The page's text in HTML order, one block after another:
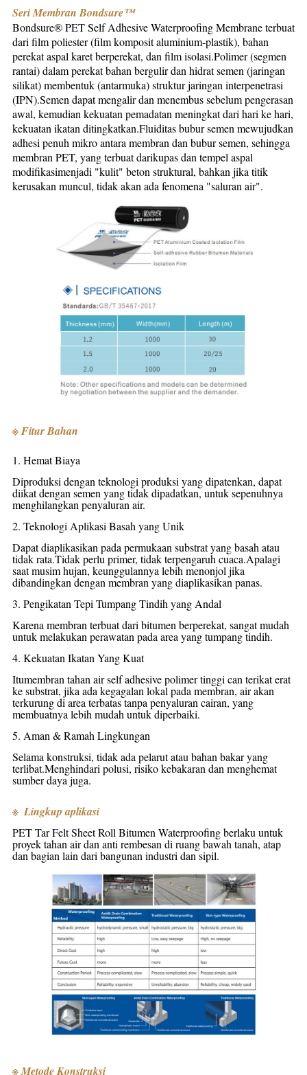
Seri Membran Bondsure™
Bondsure® PET Self Adhesive Waterproofing Membrane terbuat
dari film poliester (film komposit aluminium-plastik), bahan
perekat aspal karet berperekat, dan film isolasi.Polimer (segmen
rantai) dalam perekat bahan bergulir dan hidrat semen (jaringan
silikat) membentuk (antarmuka) struktur jaringan interpenetrasi
(IPN).Semen dapat mengalir dan menembus sebelum pengerasan
awal, kemudian kekuatan pemadatan meningkat dari hari ke hari,
kekuatan ikatan ditingkatkan.Fluiditas bubur semen mewujudkan
adhesi penuh mikro antara membran dan bubur semen, sehingga
membran PET, yang terbuat darikupas dan tempel aspal
modifikasimenjadi "kulit" beton struktural, bahkan jika titik
kerusakan muncul, tidak akan ada fenomena "saluran air".
※ Fitur Bahan
1. Hemat Biaya
Diproduksi dengan teknologi produksi yang dipatenkan, dapat
diikat dengan semen yang tidak dipadatkan, untuk sepenuhnya
menghilangkan penyaluran air.
2. Teknologi Aplikasi Basah yang Unik
Dapat diaplikasikan pada permukaan substrat yang basah atau
tidak rata.Tidak perlu primer, tidak terpengaruh cuaca.Apalagi
saat musim hujan, keunggulannya lebih menonjol jika
dibandingkan dengan membran yang diaplikasikan panas.
3. Pengikatan Tepi Tumpang Tindih yang Andal
Karena membran terbuat dari bitumen berperekat, sangat mudah
untuk melakukan perawatan pada area yang tumpang tindih.
4. Kekuatan Ikatan Yang Kuat
Itumembran tahan air self adhesive polimer tinggi can terikat erat
ke substrat, jika ada kegagalan lokal pada membran, air akan
terkurung di area terbatas tanpa penyaluran cairan, yang
membuatnya lebih mudah untuk diperbaiki.
5. Aman & Ramah Lingkungan
Selama konstruksi, tidak ada pelarut atau bahan bakar yang
terlibat.Menghindari polusi, risiko kebakaran dan menghemat
sumber daya juga.
※ Lingkup aplikasi
PET Tar Felt Sheet Roll Bitumen Waterproofingberlaku untuk
proyek tahan air dan anti rembesan di ruang bawah tanah, atap
dan bagian lain dari bangunan industri dan sipil.
※ Metode Konstruksi